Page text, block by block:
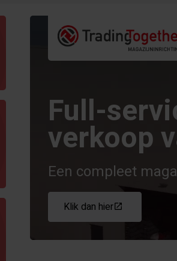
Full-
verkoop
Een compleet
Klik dan hier